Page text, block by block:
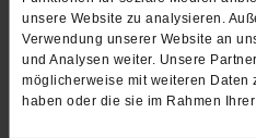
unsere Website zu analysieren.
Verwendung unserer Website an
und Analysen weiter. Unsere
möglicherweise mit weiteren
haben oder die sie im Rahmen
Friederike Spengler
Vor dem AfD-
Regionalbischöfin